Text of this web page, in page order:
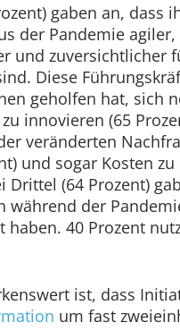
gaben an, dass
der Pandemie agiler,
und zuversichtlicher
Diese
geholfen hat, sich
innovieren (65
veränderten
und sogar Kosten zu
Drittel (64 Prozent)
während der
haben. 40 Prozent
ist, dass
um fast